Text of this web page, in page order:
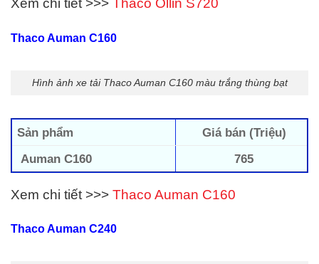
Xem chi tiết >>> Thaco Ollin S720
Thaco Auman C160
Hình ảnh xe tải Thaco Auman C160 màu trắng thùng bạt
Sản phẩm
Giá bán (Triệu)
Auman C160
765
Xem chi tiết >>> Thaco Auman C160
Thaco Auman C240